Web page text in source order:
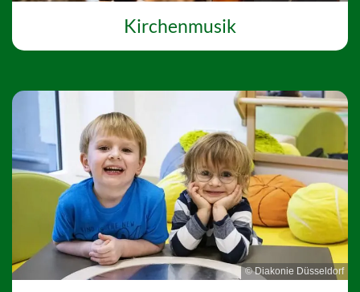
Kirchenmusik
© Diakonie Düsseldorf